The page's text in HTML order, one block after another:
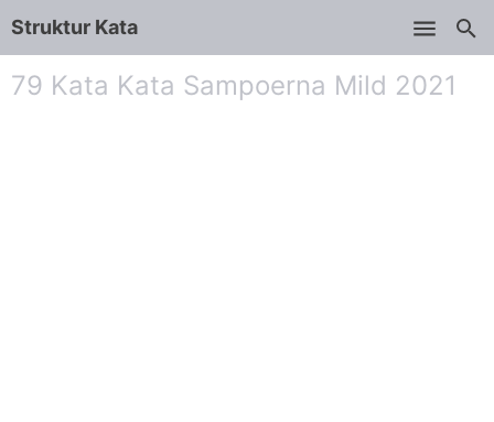
Struktur Kata
79 Kata Kata Sampoerna Mild 2021